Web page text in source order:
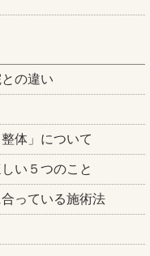
の違い
体」について
い５つのこと
っている施術法